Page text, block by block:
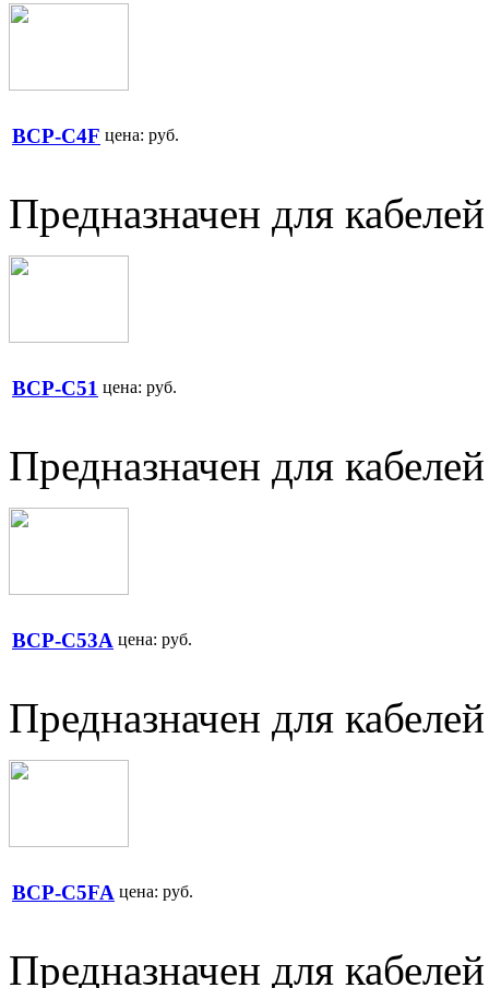
BCP-C4F цена: руб.
Предназначен для
BCP-C51 цена: руб.
Предназначен для
BCP-C53A цена: руб.
Предназначен для
BCP-C5FA цена: руб.
Предназначен для